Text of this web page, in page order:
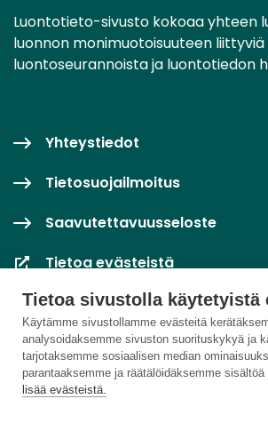
Tietoa sivustolla käytetyistä
Käytämme sivustollamme evästeitä
analysoidaksemme sivuston suorituskykyä ja
tarjotaksemme sosiaalisen median
parantaaksemme ja räätälöidäksemme
lisää evästeistä.
Luontotieto-sivusto kokoaa yhteen
luonnon monimuotoisuuteen
luontoseurannoista ja luontotiedon
Yhteystiedot
Tietosuojailmoitus
Saavutettavuusseloste
Tietoa evästeistä
Evästeasetukset